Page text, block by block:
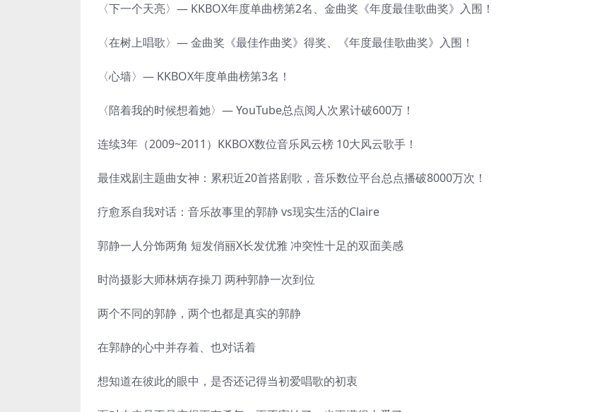
〈下一个天亮〉— KKBOX年度单曲榜第2名、金曲奖《年度最佳歌曲奖》入围！
〈在树上唱歌〉— 金曲奖《最佳作曲奖》得奖、《年度最佳歌曲奖》入围！
〈心墙〉— KKBOX年度单曲榜第3名！
〈陪着我的时候想着她〉— YouTube总点阅人次累计破600万！
连续3年（2009~2011）KKBOX数位音乐风云榜 10大风云歌手！
最佳戏剧主题曲女神：累积近20首搭剧歌，音乐数位平台总点播破8000万次！
疗愈系自我对话：音乐故事里的郭静 vs现实生活的Claire
郭静一人分饰两角 短发俏丽X长发优雅 冲突性十足的双面美感
时尚摄影大师林炳存操刀 两种郭静一次到位
两个不同的郭静，两个也都是真实的郭静
在郭静的心中并存着、也对话着
想知道在彼此的眼中，是否还记得当初爱唱歌的初衷